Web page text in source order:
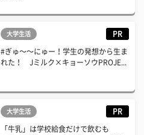
大学生活 PR
#ぎゅ〜〜にゅー！学生の発想から生ま
れた！ Jミルク×キョーソウPROJE...
大学生活 PR
「牛乳」は学校給食だけで飲むも